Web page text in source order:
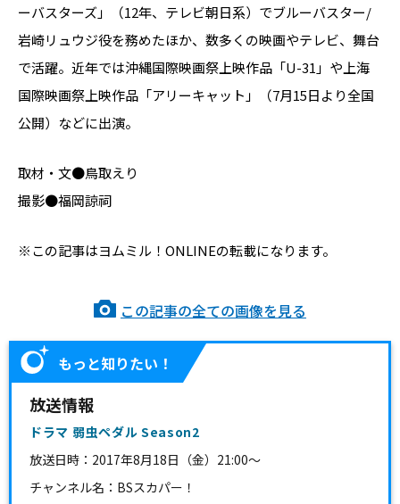
ーバスターズ」（12年、テレビ朝日系）でブルーバスター/
岩崎リュウジ役を務めたほか、数多くの映画やテレビ、舞台
で活躍。近年では沖縄国際映画祭上映作品「U-31」や上海
国際映画祭上映作品「アリーキャット」（7月15日より全国
公開）などに出演。
取材・文●鳥取えり
撮影●福岡諒祠
※この記事はヨムミル！ONLINEの転載になります。
この記事の全ての画像を見る
もっと知りたい！
放送情報
ドラマ 弱虫ペダル Season2
放送日時： 2017年8月18日（金）21:00～
チャンネル名：BSスカパー！